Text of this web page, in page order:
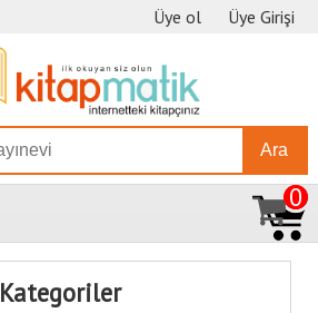
Üye ol Üye Girişi
Ara
0
Kategoriler